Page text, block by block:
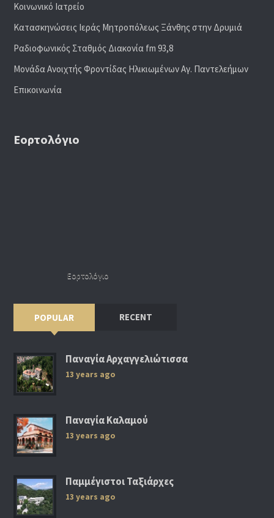
Κοινωνικό Ιατρείο
Κατασκηνώσεις Ιεράς Μητροπόλεως Ξάνθης στην Δρυμιά
Ραδιoφωνικός Σταθμός Διακονία fm 93,8
Μονάδα Ανοιχτής Φροντίδας Ηλικιωμένων Αγ. Παντελεήμων
Επικοινωνία
Εορτολόγιο
Εορτολόγιο
POPULAR RECENT
Παναγία Αρχαγγελιώτισσα
13 years ago
Παναγία Καλαμού
13 years ago
Παμμέγιστοι Ταξιάρχες
13 years ago